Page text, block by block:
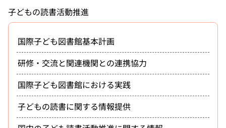
子どもの読書活動推進
国際子ども図書館基本計画
研修・交流と関連機関との連携協力
国際子ども図書館における実践
子どもの読書に関する情報提供